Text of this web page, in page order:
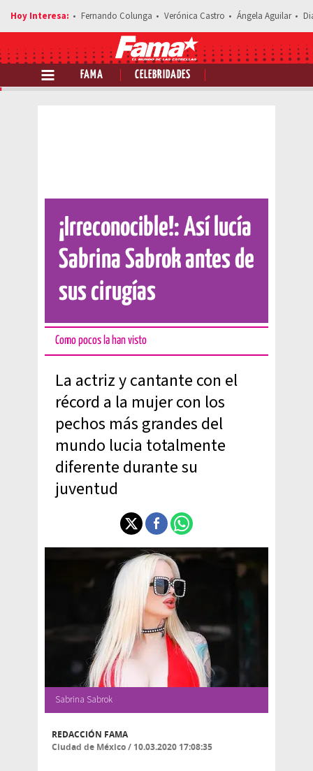
Fernando Colunga Verónica Castro Ángela Aguilar
FAMA CELEBRIDADES
Comparte esta noticia
¡Irreconocible!: Así lucía
Sabrina Sabrok antes de
sus cirugías
Como pocos la han visto
La actriz y cantante con el
récord a la mujer con los
pechos más grandes del
mundo lucia totalmente
diferente durante su
juventud
Sabrina Sabrok
REDACCIÓN FAMA
Ciudad de México/ 10.03.2020 17:08:35